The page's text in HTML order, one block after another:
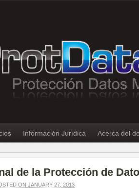
Información Jurídica Acerca del
de la Protección de
ON JANUARY 27, 2013